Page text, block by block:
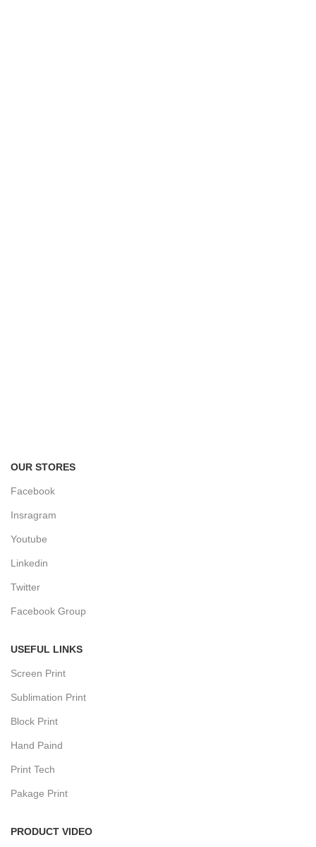
OUR STORES
Facebook
Insragram
Youtube
Linkedin
Twitter
Facebook Group
USEFUL LINKS
Screen Print
Sublimation Print
Block Print
Hand Paind
Print Tech
Pakage Print
PRODUCT VIDEO